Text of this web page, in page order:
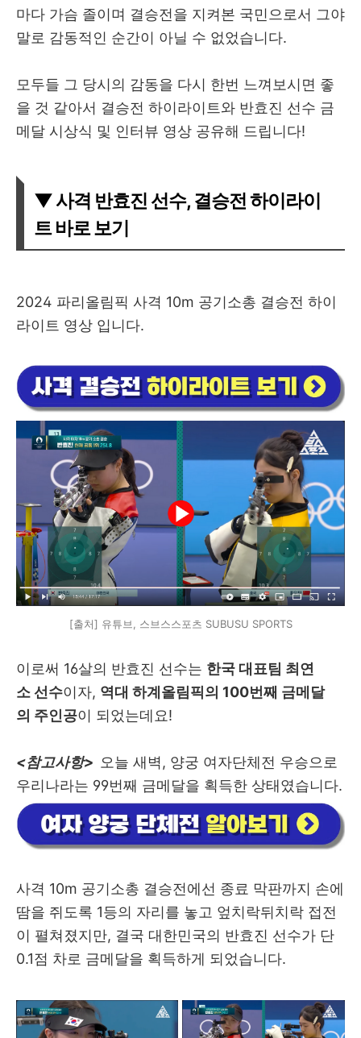
마다 가슴 졸이며 결승전을 지켜본 국민으로서 그야
말로 감동적인 순간이 아닐 수 없었습니다.
모두들 그 당시의 감동을 다시 한번 느껴보시면 좋
을 것 같아서 결승전 하이라이트와 반효진 선수 금
메달 시상식 및 인터뷰 영상 공유해 드립니다!
▼ 사격 반효진 선수, 결승전 하이라이
트 바로 보기
2024 파리올림픽 사격 10m 공기소총 결승전 하이
라이트 영상 입니다.
[출처] 유튜브, 스브스스포츠 SUBUSU SPORTS
이로써 16살의 반효진 선수는 한국 대표팀 최연
소 선수이자, 역대 하계올림픽의 100번째 금메달
의 주인공이 되었는데요!
<참고사항> 오늘 새벽, 양궁 여자단체전 우승으로
우리나라는 99번째 금메달을 획득한 상태였습니다.
사격 10m 공기소총 결승전에선 종료 막판까지 손에
땀을 쥐도록 1등의 자리를 놓고 엎치락뒤치락 접전
이 펼쳐졌지만, 결국 대한민국의 반효진 선수가 단
0.1점 차로 금메달을 획득하게 되었습니다.